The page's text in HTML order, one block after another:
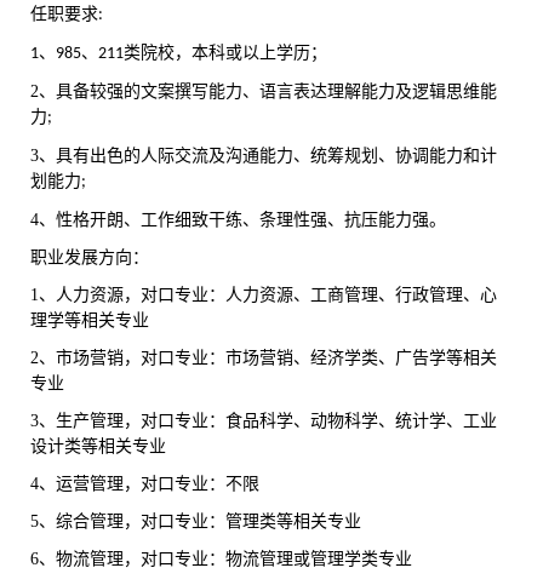
任职要求:
1、 985、 211类院校，本科或以上学历；
2、 具备较强的文案撰写能力、语言表达理解能力及逻辑思维能
力;
3、 具有出色的人际交流及沟通能力、统筹规划、协调能力和计
划能力;
4、 性格开朗、工作细致干练、条理性强、抗压能力强。
职业发展方向：
1、
人力资源，对口专业：人力资源、工商管理、行政管理、心
理学等相关专业
2、 市场营销，对口专业：市场营销、 经济学类、 广告学等相关
专业
3、 生产管理，对口专业：食品科学、动物科学、统计学、工业
设计类等相关专业
4、 运营管理，对口专业：不限
5、 综合管理，对口专业：管理类等相关专业
6、 物流管理，对口专业：物流管理或管理学类专业